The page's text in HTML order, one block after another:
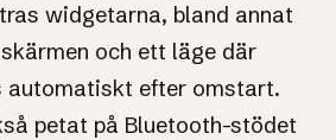
widgetarna, bland annat
och ett läge där
automatiskt efter omstart.
petat på Bluetooth-stödet